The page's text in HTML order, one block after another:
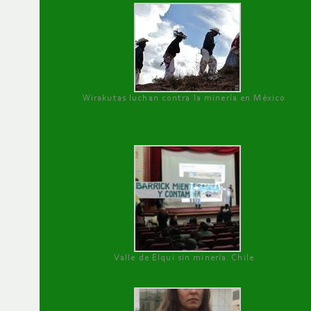
Wirakutas luchan contra la minería en México
Valle de Elqui sin minería. Chile